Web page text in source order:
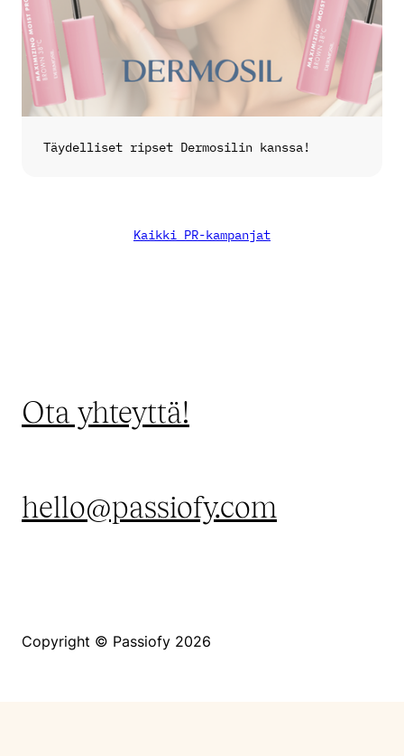
Täydelliset ripset Dermosilin kanssa!
Kaikki PR-kampanjat
Ota yhteyttä!
hello@passiofy.com
Copyright © Passiofy 2026